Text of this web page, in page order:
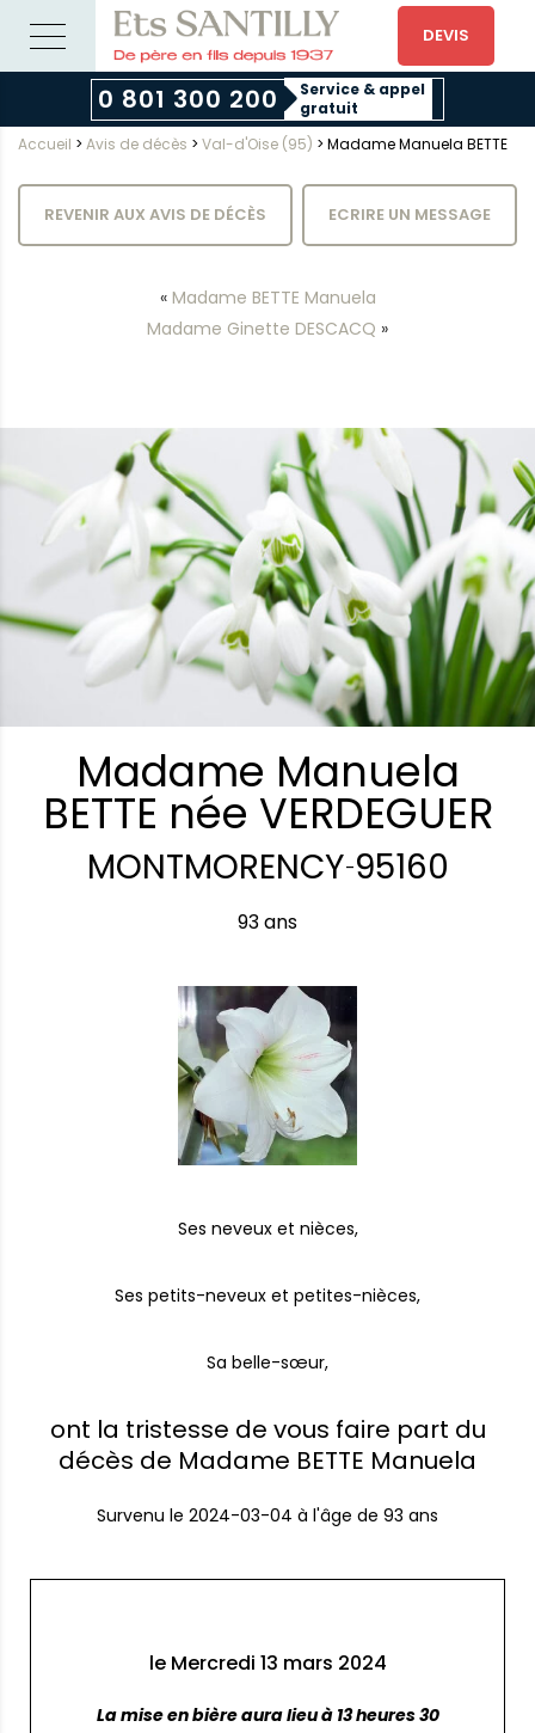
DEVIS
0 801 300 200
Service & appel
gratuit
Accueil > Avis de décès > Val-d'Oise (95) > Madame Manuela BETTE
REVENIR AUX AVIS DE DÉCÈS ECRIRE UN MESSAGE
« Madame BETTE Manuela
Madame Ginette DESCACQ »
Madame Manuela
BETTE née VERDEGUER
MONTMORENCY-95160
93 ans
Ses neveux et nièces,
Ses petits-neveux et petites-nièces,
Sa belle-sœur,
ont la tristesse de vous faire part du
décès de Madame BETTE Manuela
Survenu le 2024-03-04 à l'âge de 93 ans
le Mercredi 13 mars 2024
La mise en bière aura lieu à 13 heures 30